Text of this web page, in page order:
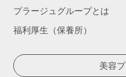
プラージュグループとは
福利厚生（保養所）
美容